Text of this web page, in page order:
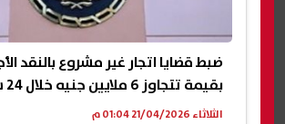
ضبط قضايا اتجار غير مشروع بالنقد
بقيمة تتجاوز 6 ملايين جنيه خلال 24 ساعة
الثلاثاء 21/04/2026 01:04 م